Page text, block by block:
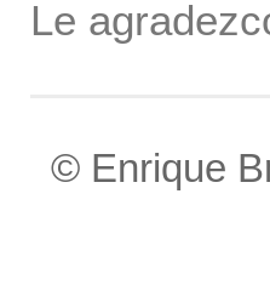
Le
© Enrique